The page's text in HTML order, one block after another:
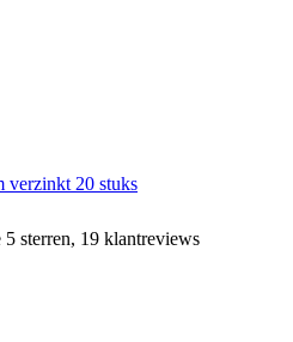
20 stuks
sterren, 19 klantreviews